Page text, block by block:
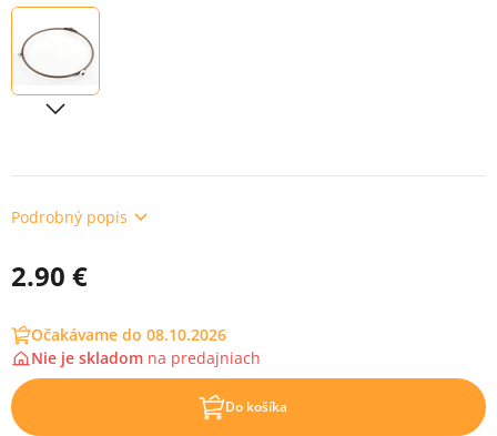
Podrobný popis
2.90 €
Očakávame do 08.10.2026
Nie je skladom na predajniach
Do košíka